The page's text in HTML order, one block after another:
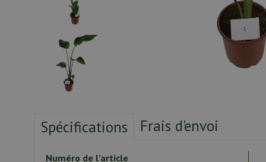
Spécifications Frais d'envoi
Numéro de l’article